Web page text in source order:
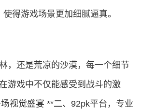
得游戏场景更加细腻逼真。
，还是荒凉的沙漠，每一个细节
游戏中不仅能感受到战斗的激
视觉盛宴 **二、92pk平台，专业